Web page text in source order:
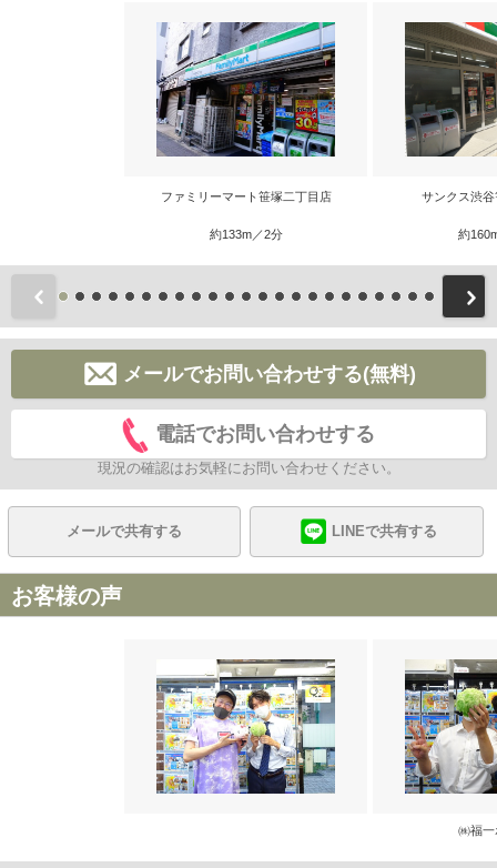
ファミリーマート笹塚二丁目店
約133m／2分
サンクス渋
約
前
メールでお問い合わせする(無料)
電話でお問い合わせする
現況の確認はお気軽にお問い合わせください。
メールで共有する LINEで共有する
お客様の声
㈱福一